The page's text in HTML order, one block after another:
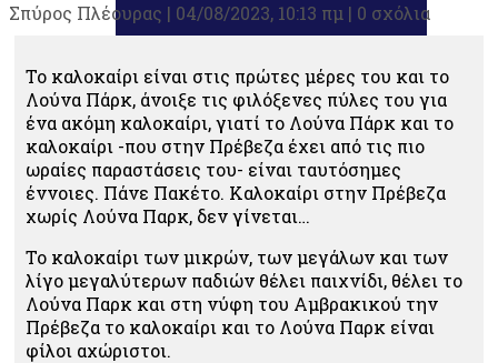
Σπύρος Πλέουρας | 04/08/2023, 10:13 πμ | 0 σχόλια
Το καλοκαίρι είναι στις πρώτες μέρες του και το
Λούνα Πάρκ, άνοιξε τις φιλόξενες πύλες του για
ένα ακόμη καλοκαίρι, γιατί το Λούνα Πάρκ και το
καλοκαίρι -που στην Πρέβεζα έχει από τις πιο
ωραίες παραστάσεις του- είναι ταυτόσημες
έννοιες. Πάνε Πακέτο. Καλοκαίρι στην Πρέβεζα
χωρίς Λούνα Παρκ, δεν γίνεται…
Το καλοκαίρι των μικρών, των μεγάλων και των
λίγο μεγαλύτερων παδιών θέλει παιχνίδι, θέλει το
Λούνα Παρκ και στη νύφη του Αμβρακικού την
Πρέβεζα το καλοκαίρι και το Λούνα Παρκ είναι
φίλοι αχώριστοι.